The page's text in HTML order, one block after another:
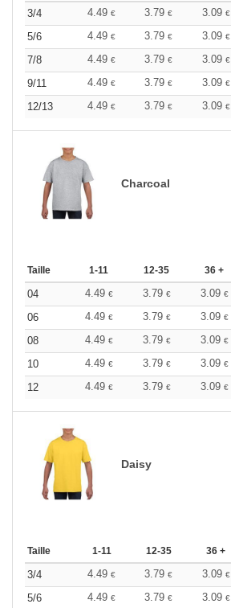
3/4 4.49 € 3.79 € 3.09 €
5/6
4.49 € 3.79 € 3.09 €
7/8
4.49 € 3.79 € 3.09 €
9/11
4.49 € 3.79 € 3.09 €
12/13
4.49 € 3.79 € 3.09 €
Charcoal
Taille 1-11 12-35 36 +
04 4.49 € 3.79 € 3.09 €
06
4.49 € 3.79 € 3.09 €
08
4.49 € 3.79 € 3.09 €
10
4.49 € 3.79 € 3.09 €
12
4.49 € 3.79 € 3.09 €
Daisy
Taille 1-11 12-35 36 +
3/4 4.49 € 3.79 € 3.09 €
5/6
4.49 € 3.79 € 3.09 €